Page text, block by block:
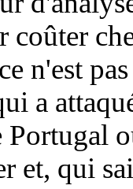
coûter
n'est
a
Portugal
et, qui